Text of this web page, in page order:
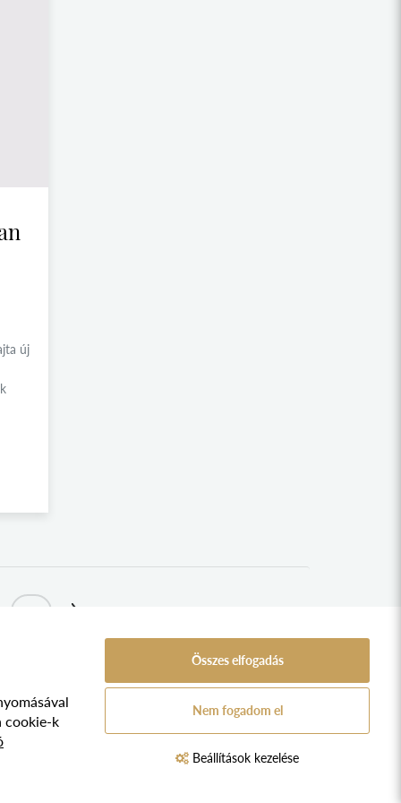
új
A Népfőiskola Alapítvány támogatója:
cookie-k
Összes elfogadás
Nem fogadom el
Beállítások kezelése